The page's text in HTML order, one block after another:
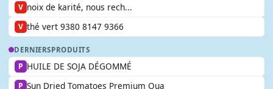
V noix de karité, nous rech...
V thé vert 9380 8147 9366
DERNIERSPRODUITS
P HUILE DE SOJA DÉGOMMÉ
P Sun Dried Tomatoes Premium Qua